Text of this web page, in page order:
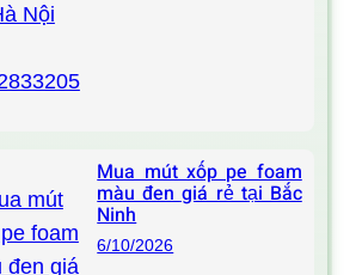
Mua mút xốp pe foam
màu đen giá rẻ tại Bắc
Ninh
6/10/2026